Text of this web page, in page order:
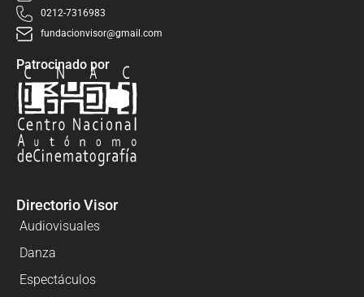
0212-7316983
fundacionvisor@gmail.com
Patrocinado por
Directorio Visor
Audiovisuales
Danza
Espectáculos